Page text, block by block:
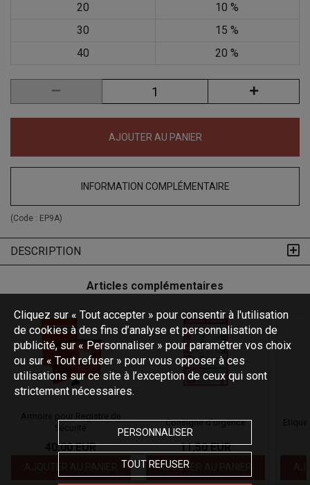
20
10 %
30
15 %
40
20 %
AJOUTER AU PANIER
INFORMATION COMPLÉMENTAIRE
(Code : EP9A)
DESCRIPTION
Articles complémentaires
40,00 EUR
Consigne d'urgence
11,50 EUR
AJOUTER AU PANIER
Cliquez sur « Tout accepter » pour consentir à l'utilisation
de cookies à des fins d’analyse et personnalisation de
publicité, sur « Personnaliser » pour paramétrer vos choix
ou sur « Tout refuser » pour vous opposer à ces
utilisations sur ce site à l’exception de ceux qui sont
strictement nécessaires.
PERSONNALISER
TOUT REFUSER